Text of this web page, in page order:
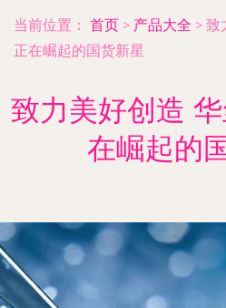
当前位置： 首页 > 产品大全 > 致
正在崛起的国货新星
致力美好创造
在崛起的